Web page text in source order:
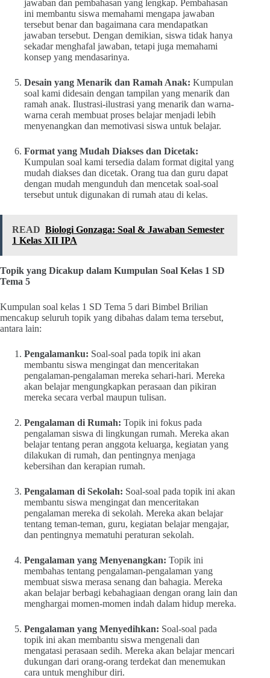
jawaban dan pembahasan yang lengkap. Pembahasan
ini membantu siswa memahami mengapa jawaban
tersebut benar dan bagaimana cara mendapatkan
jawaban tersebut. Dengan demikian, siswa tidak hanya
sekadar menghafal jawaban, tetapi juga memahami
konsep yang mendasarinya.
Desain yang Menarik dan Ramah Anak: Kumpulan
soal kami didesain dengan tampilan yang menarik dan
ramah anak. Ilustrasi-ilustrasi yang menarik dan warna-
warna cerah membuat proses belajar menjadi lebih
menyenangkan dan memotivasi siswa untuk belajar.
Format yang Mudah Diakses dan Dicetak:
Kumpulan soal kami tersedia dalam format digital yang
mudah diakses dan dicetak. Orang tua dan guru dapat
dengan mudah mengunduh dan mencetak soal-soal
tersebut untuk digunakan di rumah atau di kelas.
READ Biologi Gonzaga: Soal & Jawaban Semester
1 Kelas XII IPA
Topik yang Dicakup dalam Kumpulan Soal Kelas 1 SD
Tema 5
Kumpulan soal kelas 1 SD Tema 5 dari Bimbel Brilian
mencakup seluruh topik yang dibahas dalam tema tersebut,
antara lain:
Pengalamanku: Soal-soal pada topik ini akan
membantu siswa mengingat dan menceritakan
pengalaman-pengalaman mereka sehari-hari. Mereka
akan belajar mengungkapkan perasaan dan pikiran
mereka secara verbal maupun tulisan.
Pengalaman di Rumah: Topik ini fokus pada
pengalaman siswa di lingkungan rumah. Mereka akan
belajar tentang peran anggota keluarga, kegiatan yang
dilakukan di rumah, dan pentingnya menjaga
kebersihan dan kerapian rumah.
Pengalaman di Sekolah: Soal-soal pada topik ini akan
membantu siswa mengingat dan menceritakan
pengalaman mereka di sekolah. Mereka akan belajar
tentang teman-teman, guru, kegiatan belajar mengajar,
dan pentingnya mematuhi peraturan sekolah.
Pengalaman yang Menyenangkan: Topik ini
membahas tentang pengalaman-pengalaman yang
membuat siswa merasa senang dan bahagia. Mereka
akan belajar berbagi kebahagiaan dengan orang lain dan
menghargai momen-momen indah dalam hidup mereka.
Pengalaman yang Menyedihkan: Soal-soal pada
topik ini akan membantu siswa mengenali dan
mengatasi perasaan sedih. Mereka akan belajar mencari
dukungan dari orang-orang terdekat dan menemukan
cara untuk menghibur diri.